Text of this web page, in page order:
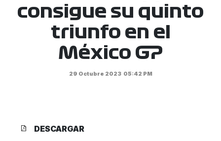
consigue su quinto
triunfo en el
México GP
29 Octubre 2023 05:42 PM
DESCARGAR